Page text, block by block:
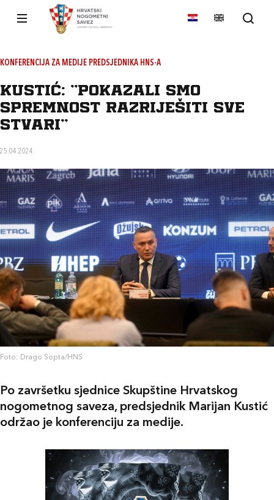
KONFERENCIJA ZA MEDIJE PREDSJEDNIKA HNS-A
Kustić: "Pokazali smo
spremnost razriješiti sve
stvari"
25.04.2024.
Foto: Drago Sopta/HNS
Po završetku sjednice Skupštine Hrvatskog
nogometnog saveza, predsjednik Marijan Kustić
održao je konferenciju za medije.